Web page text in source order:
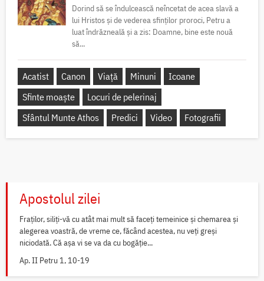
Dorind să se îndulcească neîncetat de acea slavă a
lui Hristos și de vederea sfinților proroci, Petru a
luat îndrăzneală și a zis: Doamne, bine este nouă
să...
Acatist Canon Viață Minuni
Icoane
Sfinte moaște
Locuri de pelerinaj
Sfântul Munte Athos
Predici Video Fotografii
Apostolul zilei
Fraților, siliți-vă cu atât mai mult să faceți temeinice și chemarea și
alegerea voastră, de vreme ce, făcând acestea, nu veți greși
niciodată. Că așa vi se va da cu bogăție...
Ap. II Petru 1, 10-19